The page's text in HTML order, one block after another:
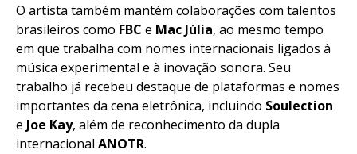
O artista também mantém colaborações com talentos
brasileiros como FBC e Mac Júlia, ao mesmo tempo
em que trabalha com nomes internacionais ligados à
música experimental e à inovação sonora. Seu
trabalho já recebeu destaque de plataformas e nomes
importantes da cena eletrônica, incluindo Soulection
e Joe Kay, além de reconhecimento da dupla
internacional ANOTR.